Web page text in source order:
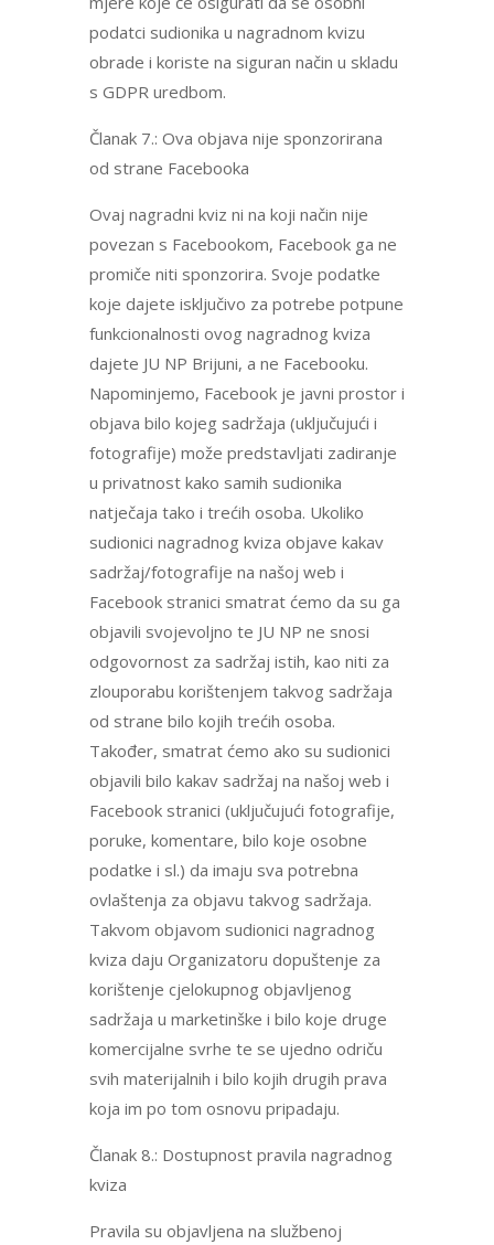
podatci sudionika u nagradnom kvizu
obrade i koriste na siguran način u skladu
s GDPR uredbom.
Članak 7.: Ova objava nije sponzorirana
od strane Facebooka
Ovaj nagradni kviz ni na koji način nije
povezan s Facebookom, Facebook ga ne
promiče niti sponzorira. Svoje podatke
koje dajete isključivo za potrebe potpune
funkcionalnosti ovog nagradnog kviza
dajete JU NP Brijuni, a ne Facebooku.
Napominjemo, Facebook je javni prostor i
objava bilo kojeg sadržaja (uključujući i
fotografije) može predstavljati zadiranje
u privatnost kako samih sudionika
natječaja tako i trećih osoba. Ukoliko
sudionici nagradnog kviza objave kakav
sadržaj/fotografije na našoj web i
Facebook stranici smatrat ćemo da su ga
objavili svojevoljno te JU NP ne snosi
odgovornost za sadržaj istih, kao niti za
zlouporabu korištenjem takvog sadržaja
od strane bilo kojih trećih osoba.
Također, smatrat ćemo ako su sudionici
objavili bilo kakav sadržaj na našoj web i
Facebook stranici (uključujući fotografije,
poruke, komentare, bilo koje osobne
podatke i sl.) da imaju sva potrebna
ovlaštenja za objavu takvog sadržaja.
Takvom objavom sudionici nagradnog
kviza daju Organizatoru dopuštenje za
korištenje cjelokupnog objavljenog
sadržaja u marketinške i bilo koje druge
komercijalne svrhe te se ujedno odriču
svih materijalnih i bilo kojih drugih prava
koja im po tom osnovu pripadaju.
Članak 8.: Dostupnost pravila nagradnog
kviza
Pravila su objavljena na službenoj